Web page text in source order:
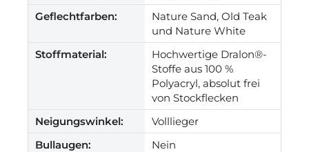
Geflechtfarben:
Nature Sand, Old Teak
und Nature White
Stoffmaterial:
Hochwertige Dralon®-
Stoffe aus 100 %
Polyacryl, absolut frei
von Stockflecken
Neigungswinkel:
Volllieger
Bullaugen:
Nein